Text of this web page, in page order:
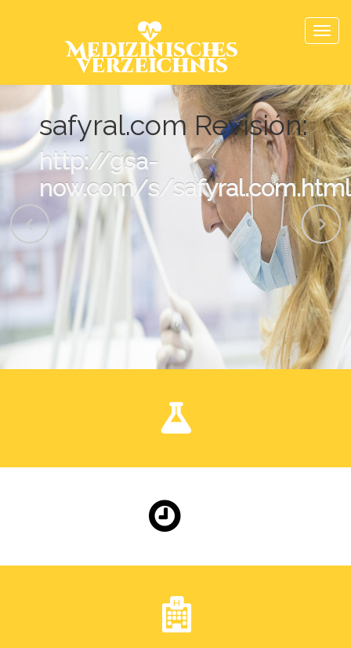
Medizinisches
Verzeichnis
safyral.com Revisión:
http://gsa-
now.com/s/safyral.com.html